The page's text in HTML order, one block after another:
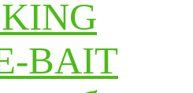
BAIT